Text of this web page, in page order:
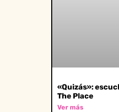
«Quizás»:
The Place
Ver más